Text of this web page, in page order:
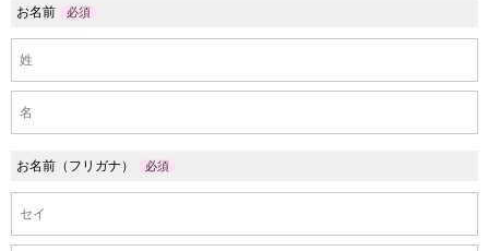
お名前 必須
お名前（フリガナ） 必須